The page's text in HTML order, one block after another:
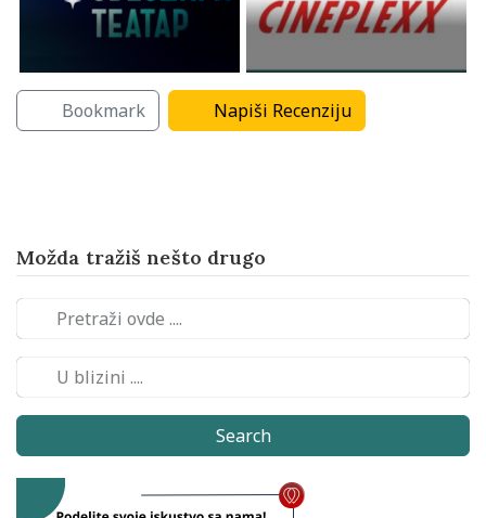
Bookmark Napiši Recenziju
Možda tražiš nešto drugo
Search